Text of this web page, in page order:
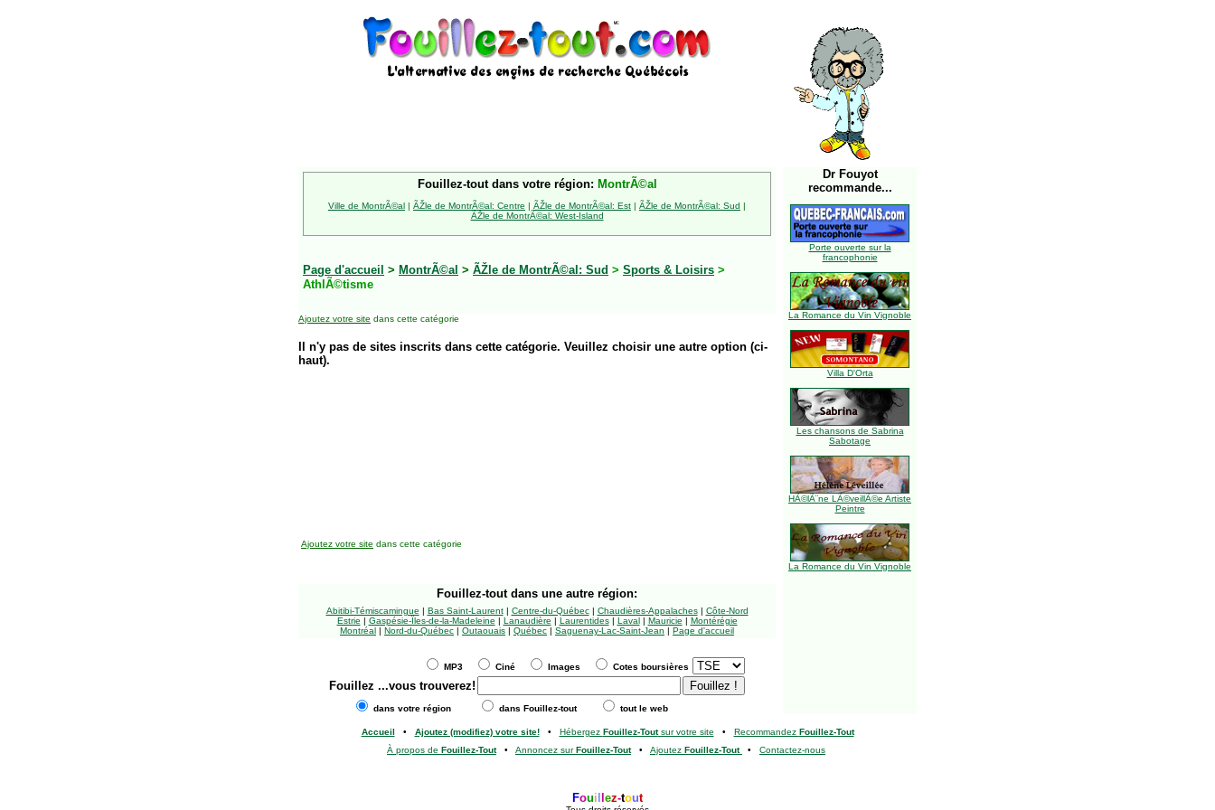
Fouillez-tout dans votre région: MontrÃ©al
Ville de MontrÃ©al | ÃŽle de MontrÃ©al: Centre | ÃŽle de MontrÃ©al: Est | ÃŽle de MontrÃ©al: Sud |
ÃŽle de MontrÃ©al: West-Island
Page d'accueil > MontrÃ©al > ÃŽle de MontrÃ©al: Sud > Sports & Loisirs >
AthlÃ©tisme
Ajoutez votre site dans cette catégorie
Il n'y pas de sites inscrits dans cette catégorie. Veuillez choisir une autre option (ci-
haut).
Dr Fouyot
recommande...
Porte ouverte sur la
francophonie
La Romance du Vin Vignoble
Villa D'Orta
Les chansons de Sabrina
Sabotage
HÃ©lÃ¨ne LÃ©veillÃ©e Artiste
Peintre
La Romance du Vin Vignoble
Ajoutez votre site dans cette catégorie
Fouillez-tout dans une autre région:
Abitibi-Témiscamingue | Bas Saint-Laurent| Centre-du-Québec| Chaudières-Appalaches| Côte-Nord
Estrie | Gaspésie-Îles-de-la-Madeleine | Lanaudière | Laurentides| Laval| Mauricie | Montérégie
Montréal | Nord-du-Québec | Outaouais | Québec | Saguenay-Lac-Saint-Jean | Page d'accueil
MP3 Ciné Images Cotes boursières
Fouillez ...vous trouverez!
dans votre région dans Fouillez-tout tout le web
Accueil • Ajoutez (modifiez) votre site!• Hébergez Fouillez-Toutsur votre site • Recommandez Fouillez-Tout
À propos de Fouillez-Tout• Annoncez surFouillez-Tout• Ajoutez Fouillez-Tout • Contactez-nous
Foui ez-tout